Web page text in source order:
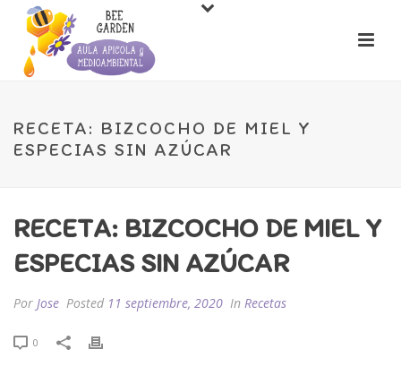
RECETA: BIZCOCHO DE MIEL Y
ESPECIAS SIN AZÚCAR
RECETA: BIZCOCHO DE MIEL Y
ESPECIAS SIN AZÚCAR
Por Jose Posted 11 septiembre, 2020 In Recetas
0